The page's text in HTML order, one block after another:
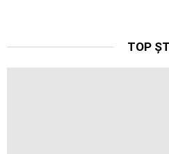
TOP